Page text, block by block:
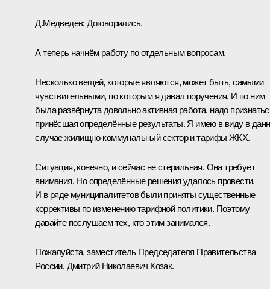
Д.Медведев: Договорились.
А теперь начнём работу по отдельным вопросам.
Несколько вещей, которые являются, может быть, самыми
чувствительными, по которым я давал поручения. И по ним
была развёрнута довольно активная работа, надо
принёсшая определённые результаты. Я имею в виду в
случае жилищно-коммунальный сектор и тарифы ЖКХ.
Ситуация, конечно, и сейчас не стерильная. Она требует
внимания. Но определённые решения удалось провести.
И в ряде муниципалитетов были приняты существенные
коррективы по изменению тарифной политики. Поэтому
давайте послушаем тех, кто этим занимался.
Пожалуйста, заместитель Председателя Правительства
России, Дмитрий Николаевич Козак.